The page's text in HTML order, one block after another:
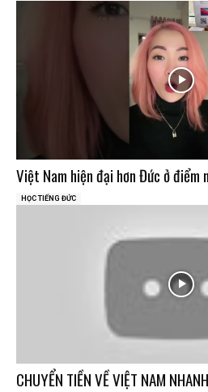
Việt Nam hiện đại hơn Đức ở điểm
HỌC TIẾNG ĐỨC
CHUYỂN TIỀN VỀ VIỆT NAM